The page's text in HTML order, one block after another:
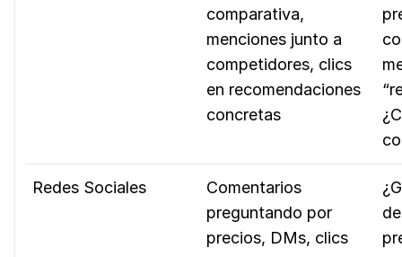
comparativa,
menciones junto a
competidores, clics
en recomendaciones
concretas
Redes Sociales
Comentarios
preguntando por
precios, DMs, clics